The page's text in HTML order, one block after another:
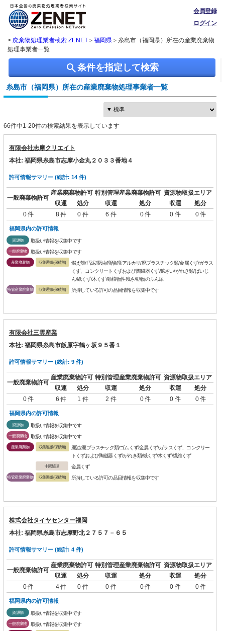
会員登録
ログイン
> 廃棄物処理業者検索 ZENET > 福岡県 > 糸島市（福岡県）所在の産業廃棄物
処理事業者一覧
search条件を指定して検索
糸島市（福岡県）所在の産業廃棄物処理事業者一覧
66件中1-20件の検索結果を表示しています
有限会社志摩クリエイト
本社: 福岡県糸島市志摩小金丸２０３３番地４
許可情報サマリー (総計: 14 件)
一般廃棄物許可
産業廃棄物許可 特別管理産業廃棄物許可 資源物取扱エリア
収運
処分 収運 処分 収運
処分
0 件
8 件 0 件 6 件 0 件 0 件 0 件
福岡県内の許可情報
資源物 取扱い情報を収集中です
一般廃棄物 取扱い情報を収集中です
産業廃棄物 収集運搬(保積無)
燃え殻/汚泥/廃油/廃酸/廃アルカリ/廃プラスチック類/金属くず/ガラス
くず、コンクリートくずおよび陶磁器くず/鉱さい/がれき類/ばいじ
ん/紙くず/木くず/動植物性残さ/動物のふん尿
特管産業廃棄物 収集運搬(保積無) 所持している許可の品目情報を収集中です
有限会社三雲産業
本社: 福岡県糸島市飯原字鶴ヶ坂９５番１
許可情報サマリー (総計: 9 件)
一般廃棄物許可
産業廃棄物許可 特別管理産業廃棄物許可 資源物取扱エリア
収運
処分 収運 処分 収運
処分
0 件
6 件 1 件 2 件 0 件 0 件 0 件
福岡県内の許可情報
資源物 取扱い情報を収集中です
一般廃棄物 取扱い情報を収集中です
産業廃棄物 収集運搬(保積無)
廃油/廃プラスチック類/ゴムくず/金属くず/ガラスくず、コンクリー
トくずおよび陶磁器くず/がれき類/紙くず/木くず/繊維くず
中間処理 金属くず
特管産業廃棄物 収集運搬(保積無) 所持している許可の品目情報を収集中です
株式会社タイヤセンター福岡
本社: 福岡県糸島市志摩野北２７５７－６５
許可情報サマリー (総計: 4 件)
一般廃棄物許可
産業廃棄物許可 特別管理産業廃棄物許可 資源物取扱エリア
収運
処分 収運 処分 収運
処分
0 件
4 件 0 件 0 件 0 件 0 件 0 件
福岡県内の許可情報
資源物 取扱い情報を収集中です
一般廃棄物 取扱い情報を収集中です